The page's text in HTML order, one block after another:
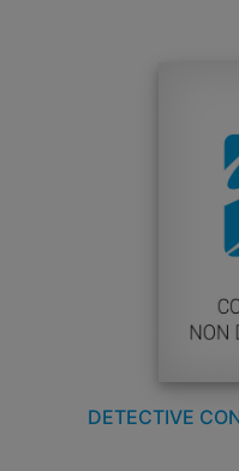
DETECTIVE